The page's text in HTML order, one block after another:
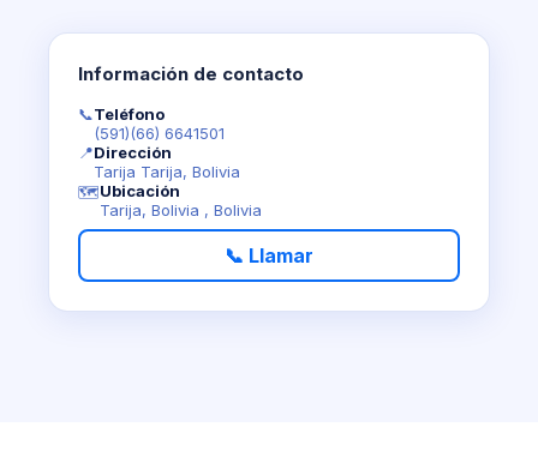
Información de contacto
📞Teléfono
(591)(66) 6641501
📍Dirección
Tarija Tarija, Bolivia
🗺️Ubicación
Tarija, Bolivia , Bolivia
📞 Llamar